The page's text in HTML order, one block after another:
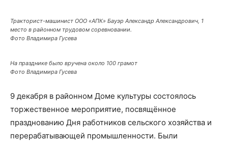
Тракторист-машинист ООО «АПК» Бауэр Александр Александрович, 1
место в районном трудовом соревновании.
Фото Владимира Гусева
На празднике было вручена около 100 грамот
Фото Владимира Гусева
9 декабря в районном Доме культуры состоялось
торжественное мероприятие, посвящённое
празднованию Дня работников сельского хозяйства и
перерабатывающей промышленности. Были